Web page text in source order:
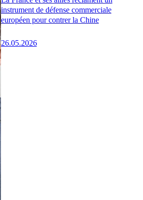
instrument de défense commerciale
européen pour contrer la Chine
26.05.2026